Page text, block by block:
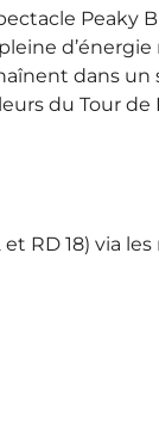
Peaky
dans
du Tour de
RD 18) via